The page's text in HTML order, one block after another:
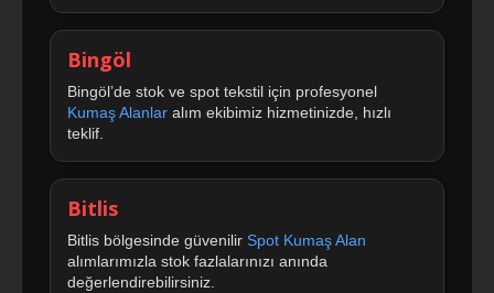
Bingöl
Bingöl’de stok ve spot tekstil için profesyonel
Kumaş Alanlar alım ekibimiz hizmetinizde, hızlı
teklif.
Bitlis
Bitlis bölgesinde güvenilir Spot Kumaş Alan
alımlarımızla stok fazlalarınızı anında
değerlendirebilirsiniz.